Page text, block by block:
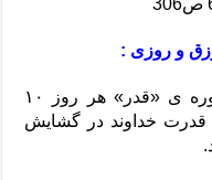
و روزی :
اگر برای وسعت رزق و روزی، سوره ی «قدر» هر روز ۱۰
قدرت خداوند در گشایش